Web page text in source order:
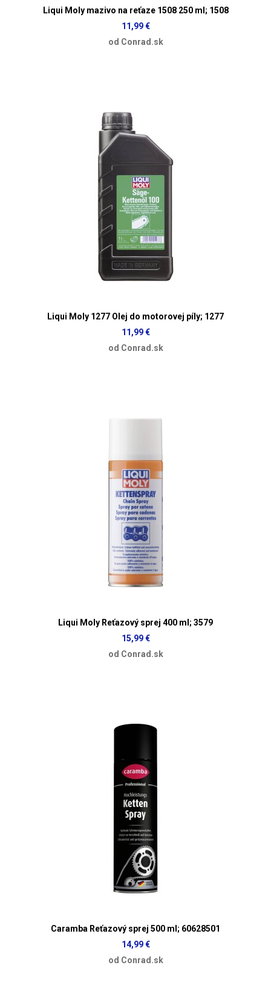
Liqui Moly mazivo na reťaze 1508 250 ml; 1508
11,99 €
od Conrad.sk
Liqui Moly 1277 Olej do motorovej píly; 1277
11,99 €
od Conrad.sk
Liqui Moly Reťazový sprej 400 ml; 3579
15,99 €
od Conrad.sk
Caramba Reťazový sprej 500 ml; 60628501
14,99 €
od Conrad.sk